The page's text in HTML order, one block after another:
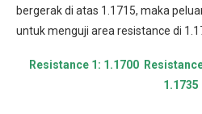
bergerak di atas 1.1715, maka
untuk menguji area resistance di
Resistance 1: 1.1700
1.1735